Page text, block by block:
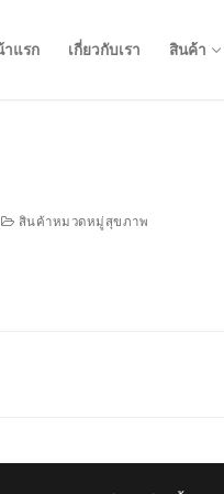
าแรก เกี่ยวกับเรา สินค้า
สินค้าหมวดหมู่สุขภาพ